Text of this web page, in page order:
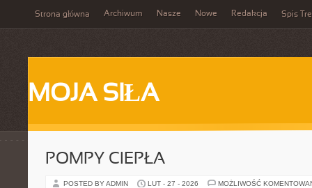
Strona główna Archiwum Nasze Nowe Redakcja Spis
MOJA SIŁA
POMPY CIEPŁA
POSTED BY ADMIN LUT - 27 - 2026 MOŻLIWOŚĆ